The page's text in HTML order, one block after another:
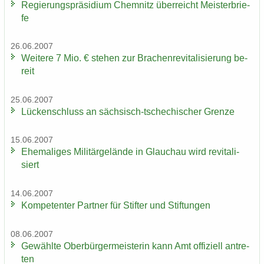
Re­gie­rungs­prä­si­di­um Chem­nitz über­reicht Meis­ter­brie­
fe
26.06.2007
Wei­te­re 7 Mio. € ste­hen zur Bra­chen­re­vi­ta­li­sie­rung be­
reit
25.06.2007
Lü­cken­schluss an sächsisch-​tschechischer Gren­ze
15.06.2007
Ehe­ma­li­ges Mi­li­tär­ge­län­de in Glauch­au wird re­vi­ta­li­
siert
14.06.2007
Kom­pe­ten­ter Part­ner für Stif­ter und Stif­tun­gen
08.06.2007
Ge­wähl­te Ober­bür­ger­meis­te­rin kann Amt of­fi­zi­ell an­tre­
ten